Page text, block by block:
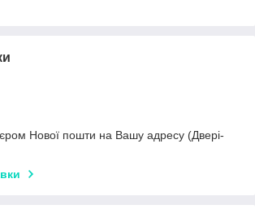
Нової пошти на Вашу адресу (Двері-